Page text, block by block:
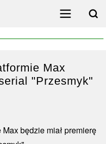
Max
"Przesmyk"